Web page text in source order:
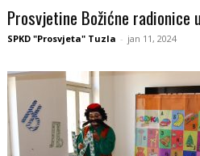
Prosvjetine Božićne radionice
SPKD "Prosvjeta" Tuzla - jan 11, 2024